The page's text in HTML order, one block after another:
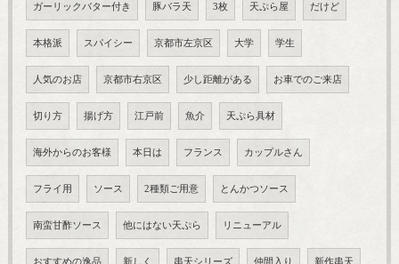
ガーリックバター付き 豚バラ天 3枚 天ぷら屋 だけど
本格派 スパイシー 京都市左京区 大学 学生
人気のお店 京都市右京区 少し距離がある お車でのご来店
切り方 揚げ方 江戸前 魚介 天ぷら具材
海外からのお客様 本日は フランス カップルさん
フライ用 ソース 2種類ご用意 とんかつソース
南蛮甘酢ソース 他にはない天ぷら リニューアル
おすすめの逸品 新しく 串天シリーズ 仲間入り 新作串天